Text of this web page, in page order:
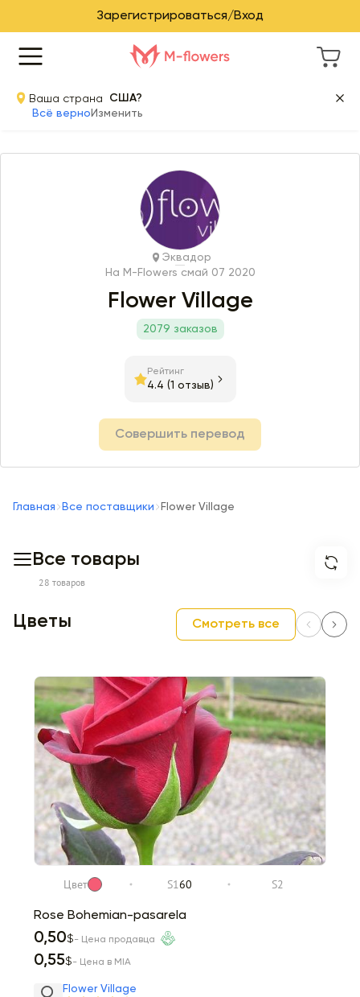
Зарегистрироваться/Вход
Ваша страна
США?
Всё верно Изменить
Эквадор
На M-Flowers смай 07 2020
Flower Village
2079 заказов
Рейтинг
4.4 (1 отзыв)
Совершить перевод
Главная Все поставщики Flower Village
Все товары
28 товаров
Цветы Смотреть все
Цвет S160 S2
Rose Bohemian-pasarela
0,50$- Цена продавца
0,55$- Цена в MIA
Flower Village